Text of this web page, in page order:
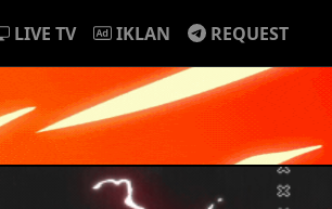
LIVE TV IKLAN REQUEST